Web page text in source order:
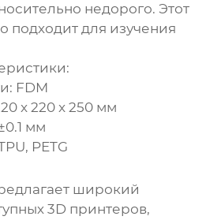
недорого. Этот
подходит для изучения
FDM
x 220 x 250 мм
мм
PETG
широкий
3D принтеров,